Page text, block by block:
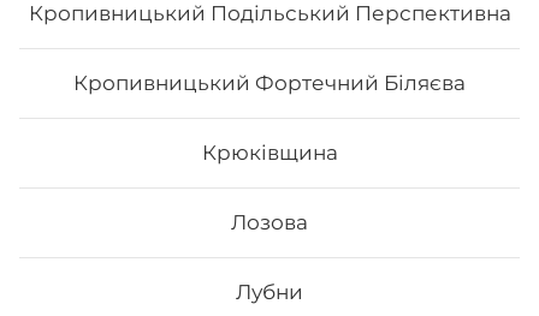
Кропивницький Подільський Перспективна
Кропивницький Фортечний Біляєва
Крюківщина
Лозова
Лубни
Вага: 310 г Склад: норі, рис, авокадо, сир філа, лосось
(печений), унагі соус, лосось сирий, перець (мелений),